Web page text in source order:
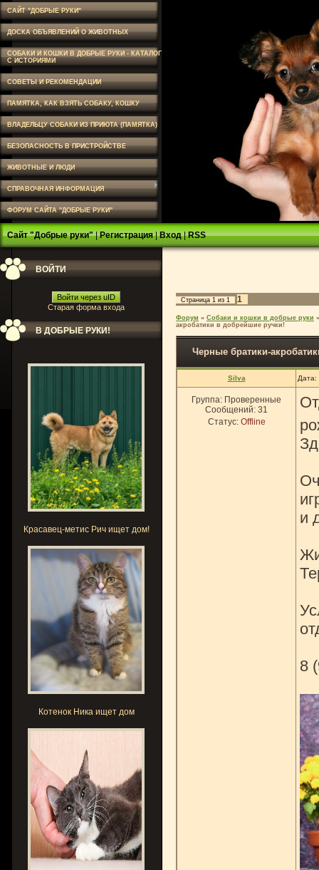
САЙТ "ДОБРЫЕ РУКИ"
ДОСКА ОБЪЯВЛЕНИЙ О ЖИВОТНЫХ
СОБАКИ И КОШКИ В ДОБРЫЕ РУКИ - КАТАЛОГ
С ИСТОРИЯМИ
СОВЕТЫ И РЕКОМЕНДАЦИИ
ПАМЯТКА, КАК ВЗЯТЬ СОБАКУ, КОШКУ
ВЛАДЕЛЬЦУ СОБАКИ ИЗ ПРИЮТА (ПАМЯТКА)
БЕЗОПАСНОСТЬ В ПРИСТРОЙСТВЕ
ЖИВОТНЫЕ И ЛЮДИ
СПРАВОЧНАЯ ИНФОРМАЦИЯ
ФОРУМ САЙТА "ДОБРЫЕ РУКИ"
Сайт "Добрые руки"|Регистрация|Вход|RSS
ВОЙТИ
Войти через uID
Старая форма входа
В ДОБРЫЕ РУКИ!
Красавец-метис Рич ищет дом!
Котенок Ника ищет дом
Страница 1 из 1 1
Форум » Собаки и кошки в добрые руки »
акробатики в добрейшие ручки!
Черные братики-
Silva Дата:
Группа: Проверенные
Сообщений: 31
Статус: Offline
и
8